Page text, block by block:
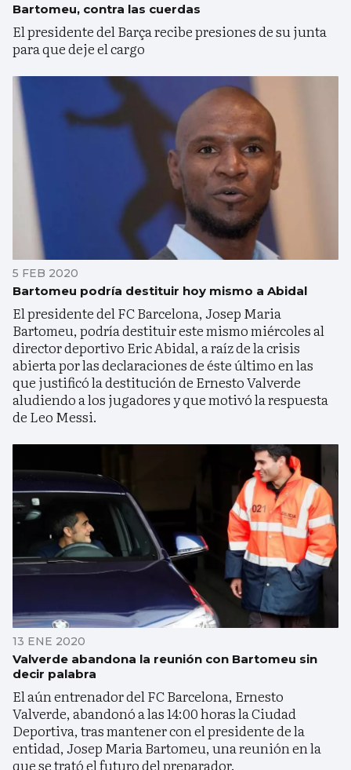
Bartomeu, contra las cuerdas
El presidente del Barça recibe presiones de su junta
para que deje el cargo
5 FEB 2020
Bartomeu podría destituir hoy mismo a Abidal
El presidente del FC Barcelona, Josep Maria
Bartomeu, podría destituir este mismo miércoles al
director deportivo Eric Abidal, a raíz de la crisis
abierta por las declaraciones de éste último en las
que justificó la destitución de Ernesto Valverde
aludiendo a los jugadores y que motivó la respuesta
de Leo Messi.
13 ENE 2020
Valverde abandona la reunión con Bartomeu sin
decir palabra
El aún entrenador del FC Barcelona, Ernesto
Valverde, abandonó a las 14:00 horas la Ciudad
Deportiva, tras mantener con el presidente de la
entidad, Josep Maria Bartomeu, una reunión en la
que se trató el futuro del preparador.